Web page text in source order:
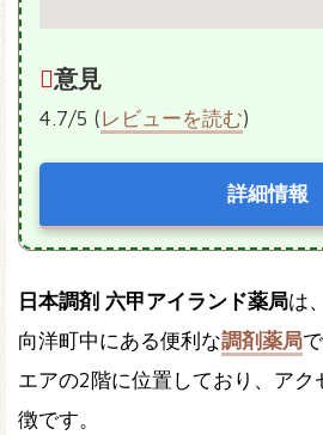
意見
4.7/5 (レビューを読む)
詳細情報
日本調剤 六甲アイランド薬局は
向洋町中にある便利な調剤薬局
エアの2階に位置しており、ア
徴です。